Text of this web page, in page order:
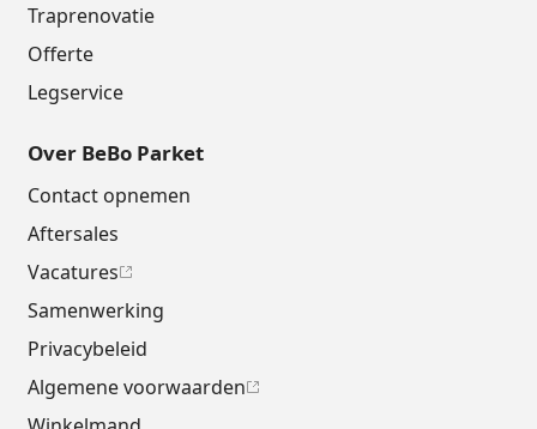
Traprenovatie
Offerte
Legservice
Over BeBo Parket
Contact opnemen
Aftersales
Vacatures
Samenwerking
Privacybeleid
Algemene voorwaarden